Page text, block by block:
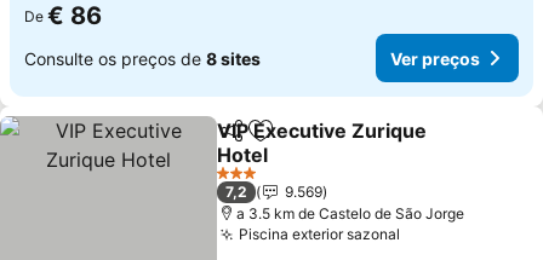
De € 86
Consulte os preços de 8 sites Ver preços
PartilharAdicionar aos favoritos
VIP Executive Zurique
Hotel
3 Estrelas
7,2
9.569
a 3.5 km de Castelo de São Jorge
Piscina exterior sazonal